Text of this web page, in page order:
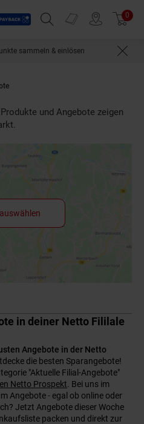
Suchfeld einblenden
Prospekte 0
sammeln & einlösen
und Angebote zeigen
in deiner Netto Fililale
Angebote in der Netto
die besten Sparangebote!
"Aktuelle Filial-Angebote"
Netto Prospekt . Bei uns im
Angebote - egal ob online oder
Jetzt Angebote dieser Woche
packen und direkt zur